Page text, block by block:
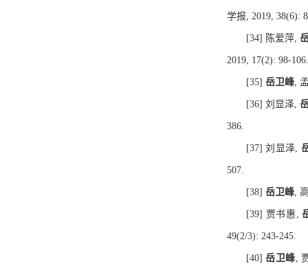
学报, 2019, 38(6):
[34] 陈爱萍,
2019, 17(2): 98-106.
[35] 岳卫峰,
[36] 刘显泽,
386.
[37] 刘显泽,
507.
[38] 岳卫峰,
[39] 贾书惠,
49(2/3): 243-245.
[40]岳卫峰,